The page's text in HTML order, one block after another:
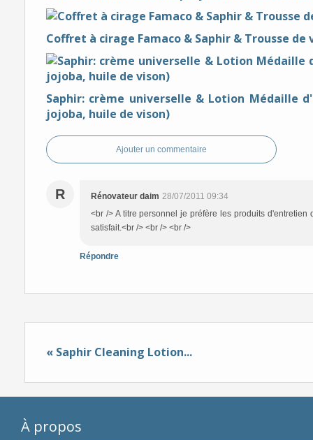
Coffret à cirage Famaco & Saphir & Trousse de
Saphir: crème universelle & Lotion Médaille
jojoba, huile de vison)
Ajouter un commentaire
R Rénovateur daim 28/07/2011 09:34
<br /> A titre personnel je préfère les produits
satisfait.<br /> <br /> <br />
Répondre
« Saphir Cleaning Lotion...
À propos